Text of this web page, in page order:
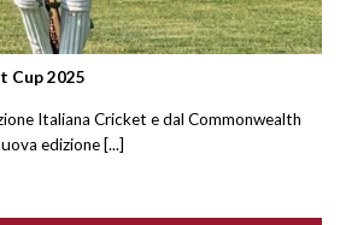
Cup 2025
Italiana Cricket e dal Commonwealth
edizione [...]